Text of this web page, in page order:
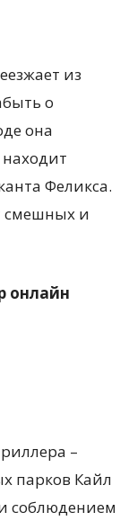
из
о
она
находит
Феликса.
смешных и
онлайн
–
парков Кайл
соблюдением